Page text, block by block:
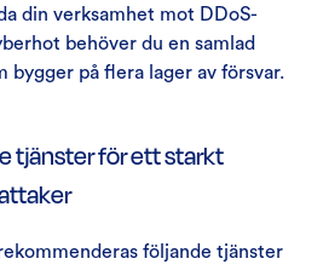
din verksamhet mot DDoS-
behöver du en samlad
bygger på flera lager av försvar.
tjänster för ett starkt
följande tjänster